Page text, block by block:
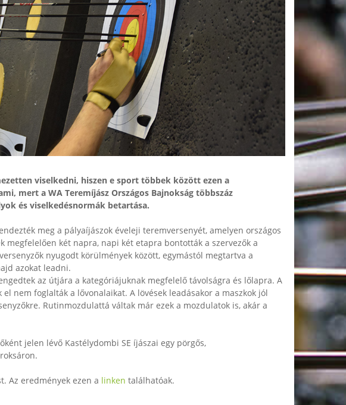
viselkedni, hiszen e sport többek között ezen a
mert a WA Teremíjász Országos Bajnokság többszáz
és viselkedésnormák betartása.
meg a pályaíjászok éveleji teremversenyét, amelyen országos
megfelelően két napra, napi két etapra bontották a szervezők a
nyugodt körülmények között, egymástól megtartva a
azokat leadni.
az útjára a kategóriájuknak megfelelő távolságra és lőlapra. A
nem foglalták a lővonalaikat. A lövések leadásakor a maszkok jól
Rutinmozdulattá váltak már ezek a mozdulatok is, akár a
jelen lévő Kastélydombi SE íjászai egy pörgős,
Az eredmények ezen a linken találhatóak.